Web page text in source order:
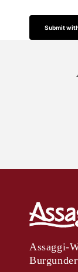
Submit
Assaggi-